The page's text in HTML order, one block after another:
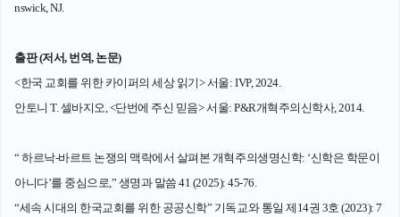
nswick, NJ.
출판 (저서, 번역, 논문)
<한국 교회를 위한 카이퍼의 세상 읽기> 서울: IVP, 2024.
안토니 T. 셀바지오, <단번에 주신 믿음> 서울: P&R개혁주의신학사, 2014.
“ 하르낙-바르트 논쟁의 맥락에서 살펴본 개혁주의생명신학: ‘신학은 학문이
아니다’를 중심으로,” 생명과 말씀 41 (2025): 45-76.
“세속 시대의 한국교회를 위한 공공신학” 기독교와 통일 제14권 3호 (2023): 7